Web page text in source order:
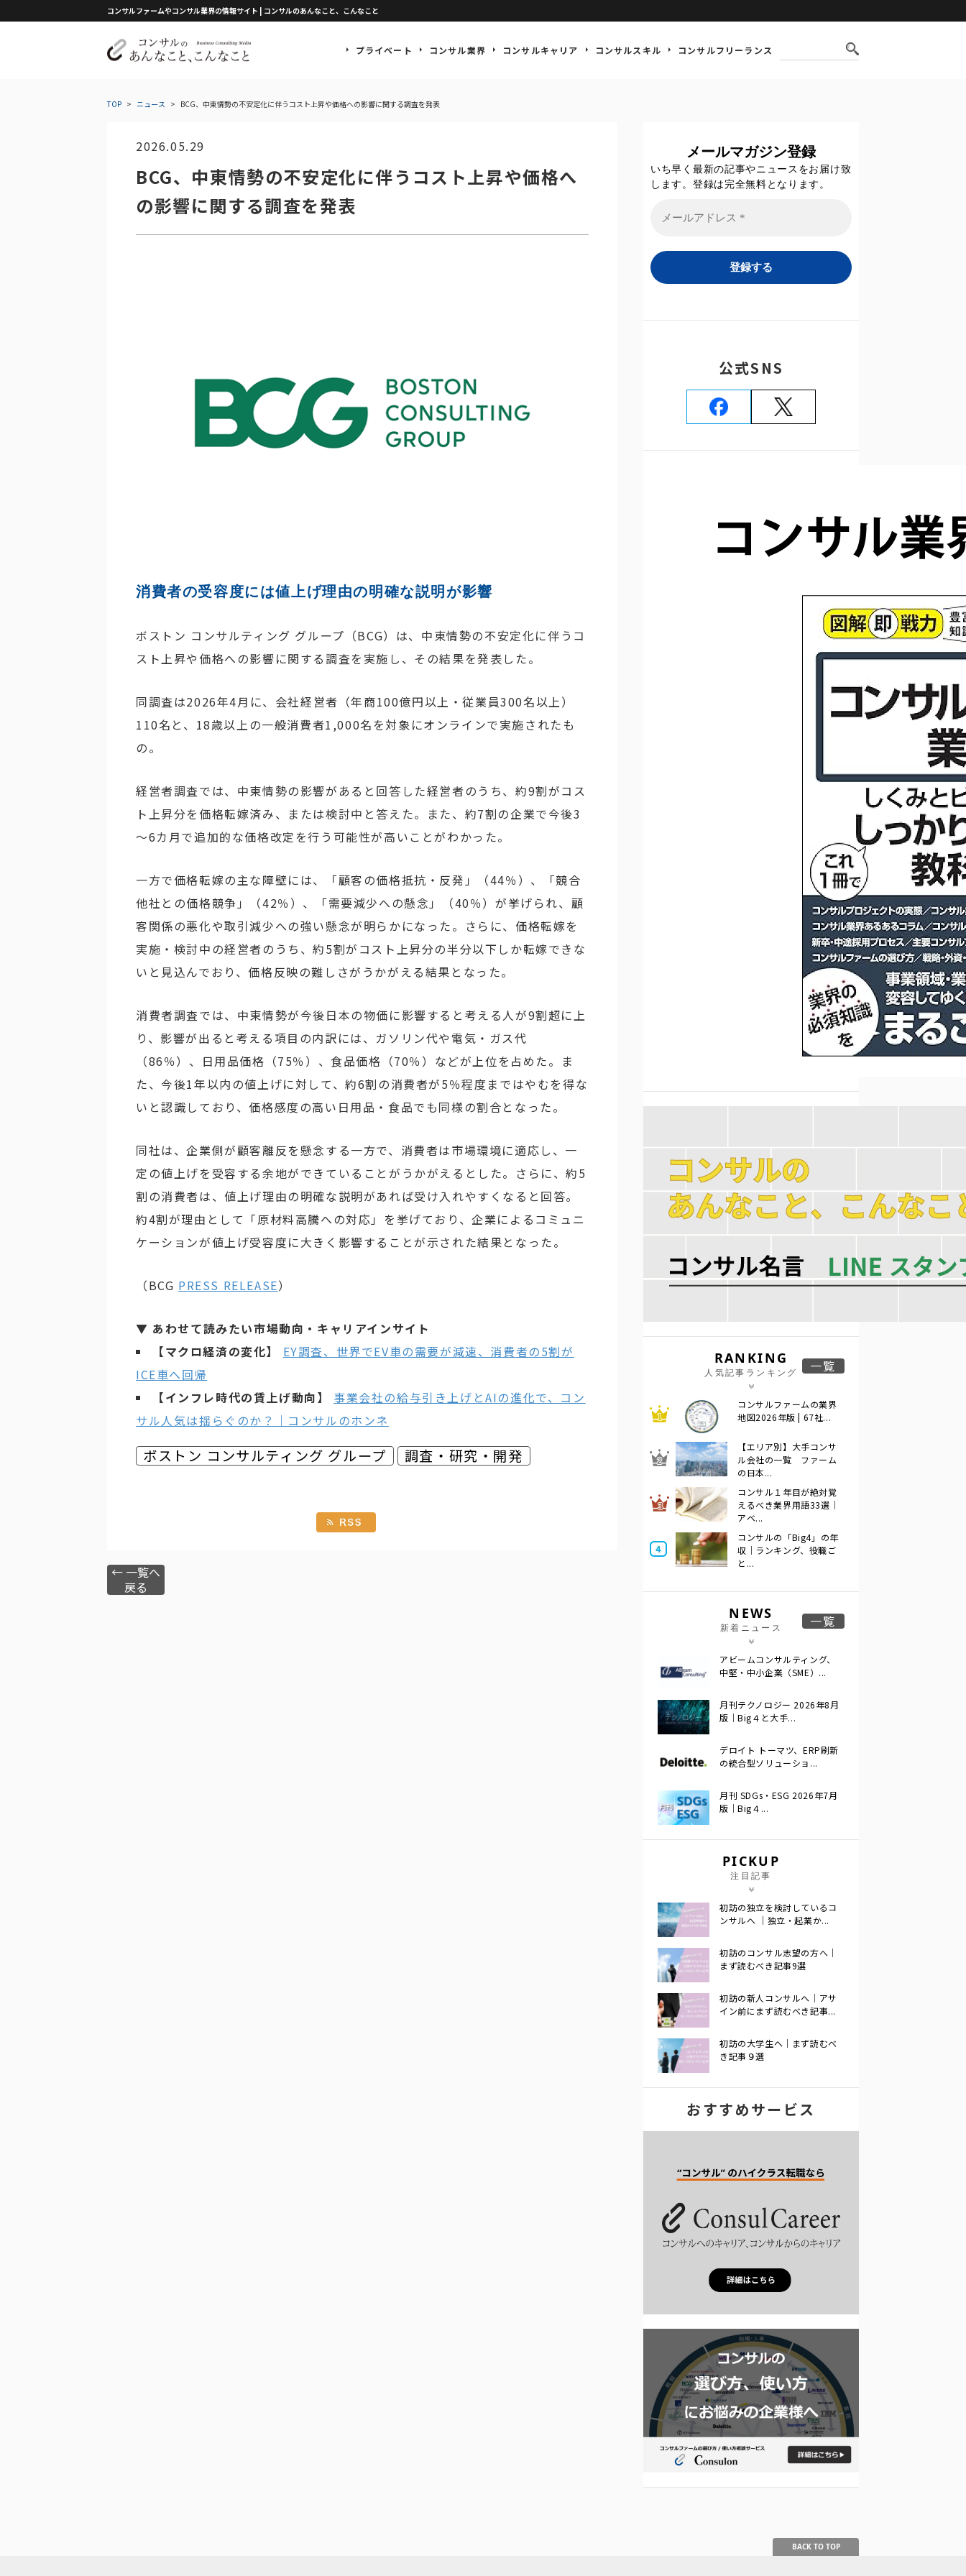
コンサルファームやコンサル業界の情報サイト | コンサルのあんなこと、こんなこと
プライベート コンサル業界 コンサルキャリア コンサルスキル コンサルフリーランス
TOP > ニュース > BCG、中東情勢の不安定化に伴うコスト上昇や価格への影響に関する調査を発表
2026.05.29
BCG、中東情勢の不安定化に伴うコスト上昇や価格へ
の影響に関する調査を発表
消費者の受容度には値上げ理由の明確な説明が影響
ボストン コンサルティング グループ（BCG）は、中東情勢の不安定化に伴うコ
スト上昇や価格への影響に関する調査を実施し、その結果を発表した。
同調査は2026年4月に、会社経営者（年商100億円以上・従業員300名以上）
110名と、18歳以上の一般消費者1,000名を対象にオンラインで実施されたも
の。
経営者調査では、中東情勢の影響があると回答した経営者のうち、約9割がコス
ト上昇分を価格転嫁済み、または検討中と答えた。また、約7割の企業で今後3
～6カ月で追加的な価格改定を行う可能性が高いことがわかった。
一方で価格転嫁の主な障壁には、「顧客の価格抵抗・反発」（44％）、「競合
他社との価格競争」（42％）、「需要減少への懸念」（40％）が挙げられ、顧
客関係の悪化や取引減少への強い懸念が明らかになった。さらに、価格転嫁を
実施・検討中の経営者のうち、約5割がコスト上昇分の半分以下しか転嫁できな
いと見込んでおり、価格反映の難しさがうかがえる結果となった。
消費者調査では、中東情勢が今後日本の物価に影響すると考える人が9割超に上
り、影響が出ると考える項目の内訳には、ガソリン代や電気・ガス代
（86％）、日用品価格（75％）、食品価格（70％）などが上位を占めた。ま
た、今後1年以内の値上げに対して、約6割の消費者が5％程度まではやむを得な
いと認識しており、価格感度の高い日用品・食品でも同様の割合となった。
同社は、企業側が顧客離反を懸念する一方で、消費者は市場環境に適応し、一
定の値上げを受容する余地ができていることがうかがえるとした。さらに、約5
割の消費者は、値上げ理由の明確な説明があれば受け入れやすくなると回答。
約4割が理由として「原材料高騰への対応」を挙げており、企業によるコミュニ
ケーションが値上げ受容度に大きく影響することが示された結果となった。
（BCG PRESS RELEASE）
▼ あわせて読みたい市場動向・キャリアインサイト
【マクロ経済の変化】
EY調査、世界でEV車の需要が減速、消費者の5割が
ICE車へ回帰
【インフレ時代の賃上げ動向】
事業会社の給与引き上げとAIの進化で、コン
サル人気は揺らぐのか？｜コンサルのホンネ
ボストン コンサルティング グループ 調査・研究・開発
← 一覧へ
戻る
メールマガジン登録
いち早く最新の記事やニュースをお届け致
します。登録は完全無料となります。
公式SNS
RANKING
人気記事ランキング 一覧
コンサルファームの業界
地図2026年版 | 67社...
【エリア別】大手コンサ
ル会社の一覧 ファーム
の日本...
コンサル１年目が絶対覚
えるべき業界用語33選｜
アベ...
コンサルの「Big4」の年
収｜ランキング、役職ご
と...
NEWS
新着ニュース 一覧
アビームコンサルティング、
中堅・中小企業（SME）...
月刊テクノロジー 2026年8月
版｜Big４と大手...
デロイト トーマツ、ERP刷新
の統合型ソリューショ...
月刊 SDGs・ESG 2026年7月
版｜Big４...
PICKUP
注目記事
初訪の独立を検討しているコ
ンサルへ ｜独立・起業か...
初訪のコンサル志望の方へ｜
まず読むべき記事9選
初訪の新人コンサルへ｜アサ
イン前にまず読むべき記事...
初訪の大学生へ｜まず読むべ
き記事９選
おすすめサービス
BACK TO TOP